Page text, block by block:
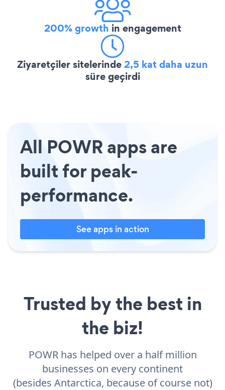
200% growth in engagement
Ziyaretçiler sitelerinde2,5 kat daha uzun
süre geçirdi
All POWR apps are
built for peak-
performance.
See apps in action
Trusted by the best in
the biz!
POWR has helped over a half million
businesses on every continent
(besides Antarctica, because of course not)